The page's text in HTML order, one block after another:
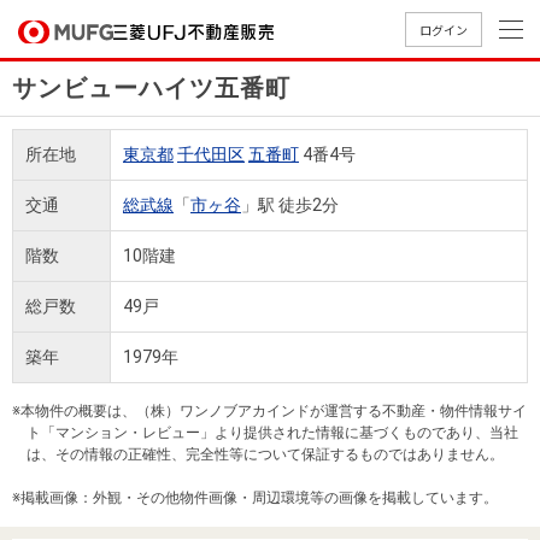
ログイン
買いたいTOP
中古
マン
ショ
ンを
新
築・
中古
一戸
売りたいTOP
無
料
査
定
売
却
相
談
AI
店舗案内TOP
店舗のご
案内（首
都圏）
店舗のご
案内（名
古屋）
店舗のご
案内（関
西）
会社情報TOP
ごあいさ
つ
会社概
要
MUFG
Way
ョン
組織図
覧
採用情報TOP
新卒採用
情報
キャリア
採用情報
買いたい
売りたい
店舗案内
会社情報
採用情報
法人のお客さま
サンビューハイツ五番町
所在地 東京都千代田区五番町 4番4号
交通 総武線 「市ヶ谷 」駅 徒歩2分
階数 10階建
総戸数 49戸
築年 1979年
※本物件の概要は、（株）ワンノブアカインドが運営する不動産・物件情報サイ
ト「マンション・レビュー」より提供された情報に基づくものであり、当社
は、その情報の正確性、完全性等について保証するものではありません。
※掲載画像：外観・その他物件画像・周辺環境等の画像を掲載しています。